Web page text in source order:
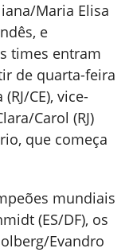
Maria Elisa
e
times entram
de quarta-feira
CE), vice-
Carol (RJ)
que começa
mundiais
(ES/DF), os
Evandro